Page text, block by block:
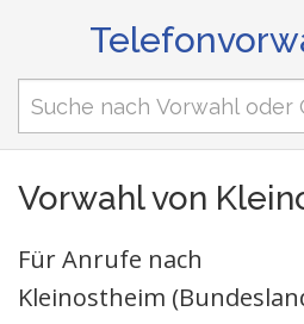
Vorwahl von
Für Anrufe nach
Kleinostheim